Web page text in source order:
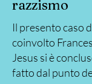
razzismo
Il presento caso
coinvolto
Jesus si è
fatto dal punto